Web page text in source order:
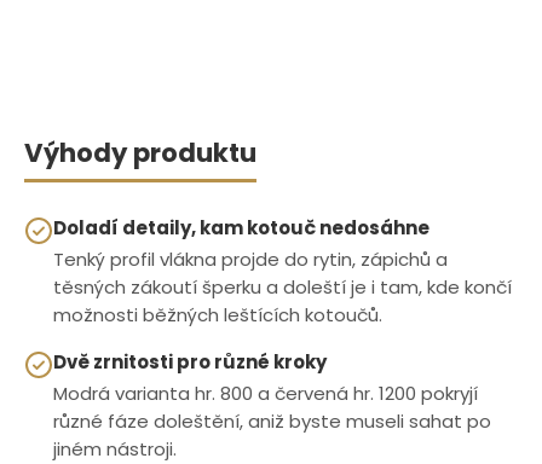
Výhody produktu
Doladí detaily, kam kotouč nedosáhne
Tenký profil vlákna projde do rytin, zápichů a
těsných zákoutí šperku a doleští je i tam, kde končí
možnosti běžných leštících kotoučů.
Dvě zrnitosti pro různé kroky
Modrá varianta hr. 800 a červená hr. 1200 pokryjí
různé fáze doleštění, aniž byste museli sahat po
jiném nástroji.